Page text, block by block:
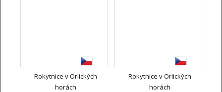
Rokytnice v Orlických
horách
Rokytnice v Orlických
horách